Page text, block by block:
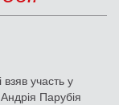
участь у
Парубія